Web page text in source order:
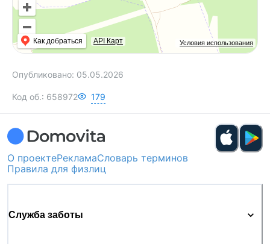
Условия использования
Как добраться API Карт
Опубликовано: 05.05.2026
Код об.: 658972 179
О проектеРекламаСловарь терминов
Правила для физлиц
Служба заботы